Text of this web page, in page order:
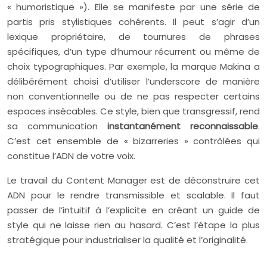
« humoristique »). Elle se manifeste par une série de
partis pris stylistiques cohérents. Il peut s’agir d’un
lexique propriétaire, de tournures de phrases
spécifiques, d’un type d’humour récurrent ou même de
choix typographiques. Par exemple, la marque Makina a
délibérément choisi d’utiliser l’underscore de manière
non conventionnelle ou de ne pas respecter certains
espaces insécables. Ce style, bien que transgressif, rend
sa communication instantanément reconnaissable.
C’est cet ensemble de « bizarreries » contrôlées qui
constitue l’ADN de votre voix.
Le travail du Content Manager est de déconstruire cet
ADN pour le rendre transmissible et scalable. Il faut
passer de l’intuitif à l’explicite en créant un guide de
style qui ne laisse rien au hasard. C’est l’étape la plus
stratégique pour industrialiser la qualité et l’originalité.